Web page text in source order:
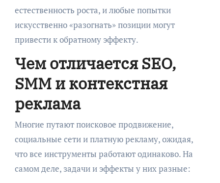
естественность роста, и любые попытки
искусственно «разогнать» позиции могут
привести к обратному эффекту.
Чем отличается SEO,
SMM и контекстная
реклама
Многие путают поисковое продвижение,
социальные сети и платную рекламу, ожидая,
что все инструменты работают одинаково. На
самом деле, задачи и эффекты у них разные: